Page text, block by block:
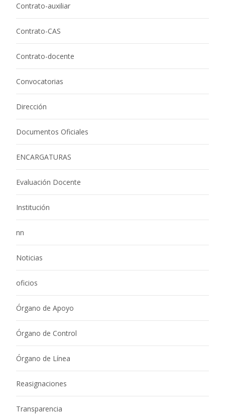
Contrato-auxiliar
Contrato-CAS
Contrato-docente
Convocatorias
Dirección
Documentos Oficiales
ENCARGATURAS
Evaluación Docente
Institución
nn
Noticias
oficios
Órgano de Apoyo
Órgano de Control
Órgano de Línea
Reasignaciones
Transparencia